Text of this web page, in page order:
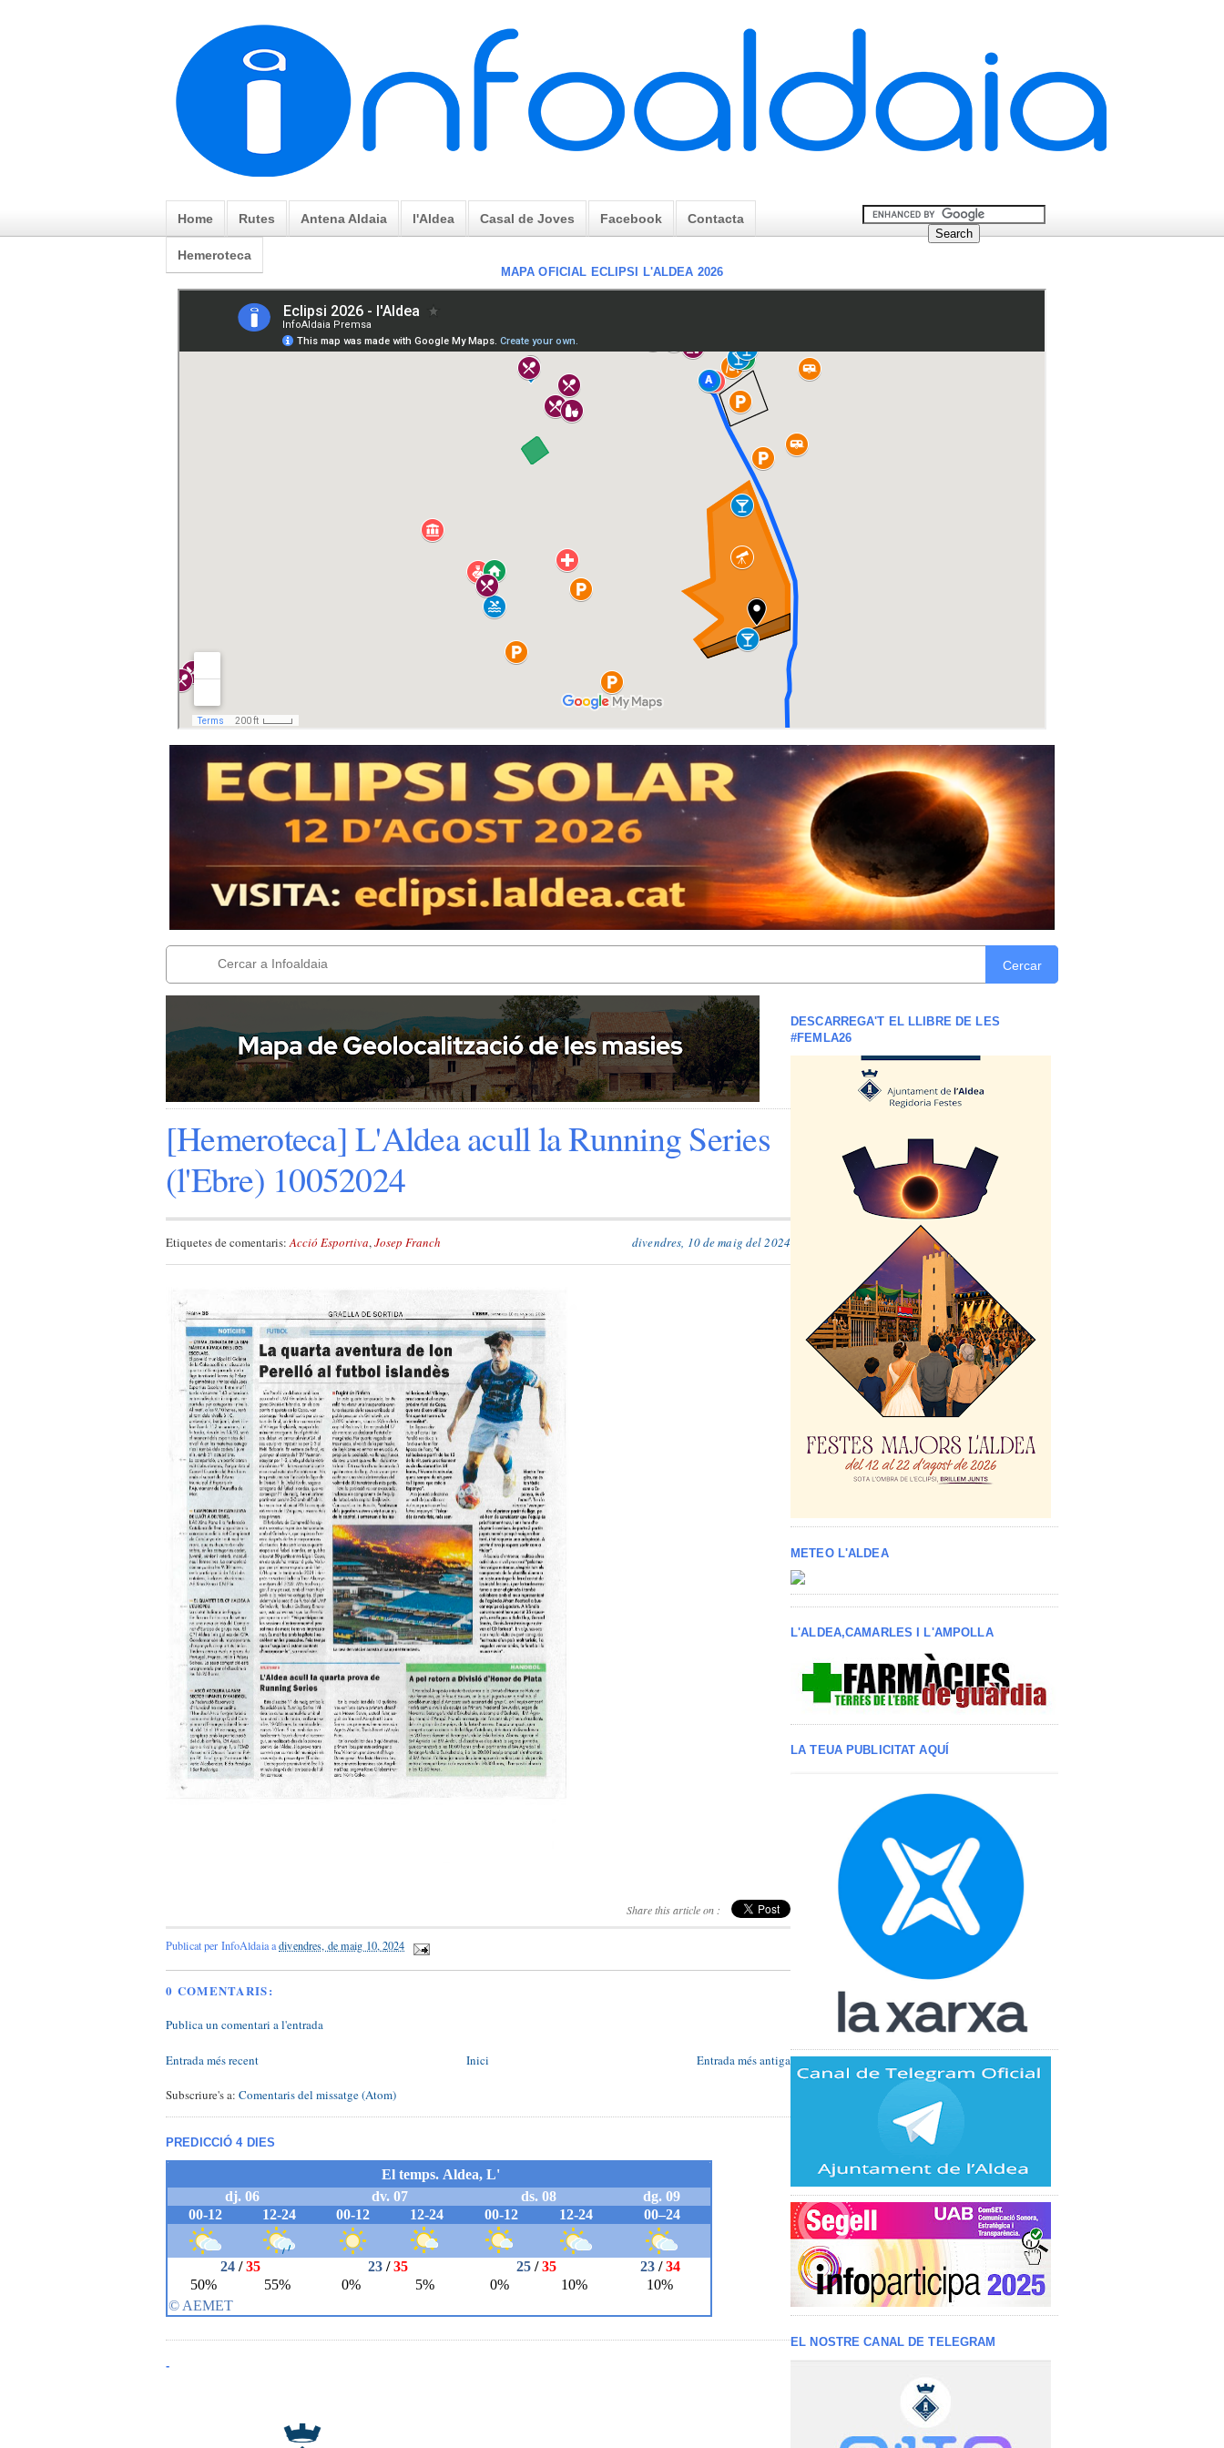
Home Rutes Antena Aldaia l'Aldea Casal de Joves Facebook Contacta
Hemeroteca
MAPA OFICIAL ECLIPSI L'ALDEA 2026
Cercar
[Hemeroteca] L'Aldea acull la Running Series
(l'Ebre) 10052024
divendres, 10 de maig del 2024
Etiquetes de comentaris:Acció Esportiva,Josep Franch
Share this article on :
Publicat per InfoAldaiaadivendres, de maig 10, 2024
0 COMENTARIS:
Publica un comentari a l'entrada
Entrada més recent Entrada més antiga
Inici
Subscriure's a: Comentaris del missatge (Atom)
PREDICCIÓ 4 DIES
-
DESCARREGA'T EL LLIBRE DE LES
#FEMLA26
METEO L'ALDEA
L'ALDEA,CAMARLES I L'AMPOLLA
LA TEUA PUBLICITAT AQUÍ
EL NOSTRE CANAL DE TELEGRAM